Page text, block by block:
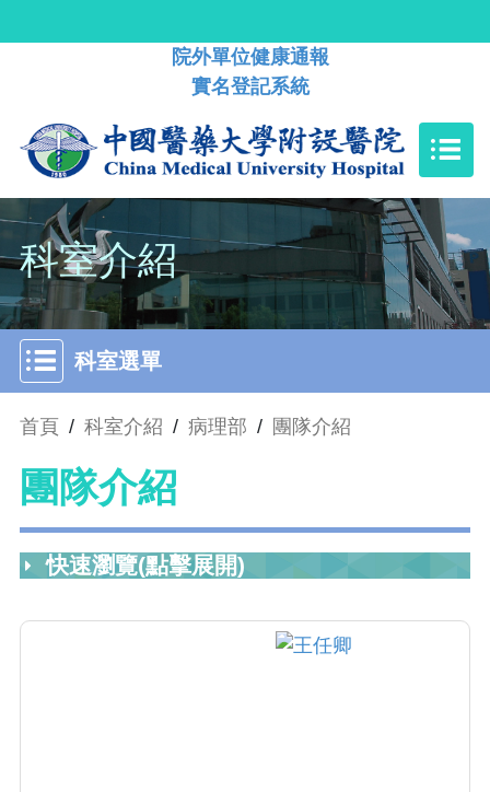
院外單位健康通報
實名登記系統
科室介紹
科室選單
首頁 / 科室介紹 / 病理部 / 團隊介紹
團隊介紹
快速瀏覽(點擊展開)